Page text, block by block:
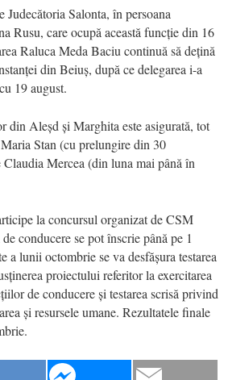
Judecătoria Salonta, în persoana
Rusu, care ocupă această funcție din 16
Raluca Meda Baciu continuă să dețină
din Beiuș, după ce delegarea i-a
19 august.
din Aleșd și Marghita este asigurată, tot
Stan (cu prelungire din 30
Claudia Mercea (din luna mai până în
la concursul organizat de CSM
conducere se pot înscrie până pe 1
a lunii octombrie se va desfășura testarea
proiectului referitor la exercitarea
de conducere și testarea scrisă privind
și resursele umane. Rezultatele finale